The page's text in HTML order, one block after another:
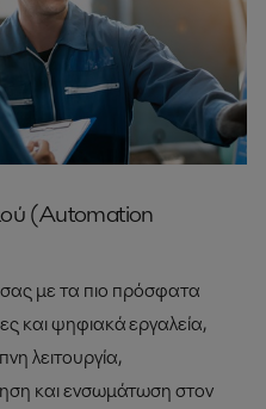
(Automation
με τα πιο πρόσφατα
και ψηφιακά εργαλεία,
λειτουργία,
και ενσωμάτωση στον